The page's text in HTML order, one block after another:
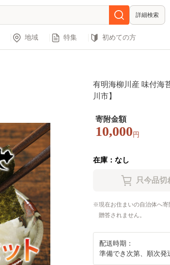
詳細検索
地域 特集 初めての方
有明海柳川産 味付海
川市】
寄附金額
10,000 円
在庫：なし
現在お住まいの自治体へ
贈答されません。
配送時期：
準備でき次第、順次発